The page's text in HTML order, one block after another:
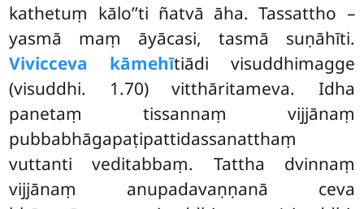
kathetuṃ kālo’’ti ñatvā āha. Tassattho –
yasmā maṃ āyācasi, tasmā suṇāhīti.
Vivicceva kāmehītiādi visuddhimagge
(visuddhi. 1.70) vitthāritameva. Idha
panetaṃ tissannaṃ vijjānaṃ
pubbabhāgapaṭipattidassanatthaṃ
vuttanti veditabbaṃ. Tattha dvinnaṃ
vijjānaṃ anupadavaṇṇanā ceva